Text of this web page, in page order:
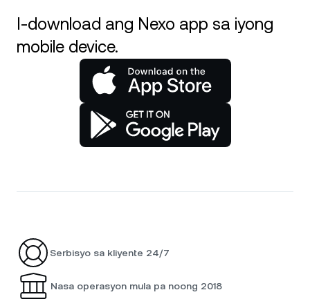
I-download ang Nexo app sa iyong
mobile device.
Serbisyo sa kliyente 24/7
Nasa operasyon mula pa noong 2018